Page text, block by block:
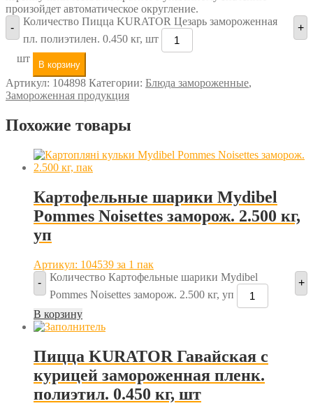
произойдет автоматическое округление.
-
Количество Пицца KURATOR Цезарь замороженная
пл. полиэтилен. 0.450 кг, шт
+
шт
В корзину
Артикул: 104898 Категории: Блюда замороженные,
Замороженная продукция
Похожие товары
Картофельные шарики Mydibel
Pommes Noisettes заморож. 2.500 кг,
уп
Артикул: 104539 за 1 пак
-
Количество Картофельные шарики Mydibel
Pommes Noisettes заморож. 2.500 кг, уп
+
В корзину
Пицца KURATOR Гавайская с
курицей замороженная пленк.
полиэтил. 0.450 кг, шт